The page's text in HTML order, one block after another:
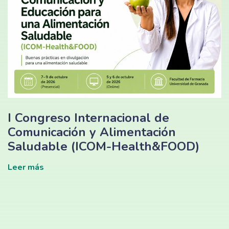
I Congreso Internacional de
Comunicación y Alimentación
Saludable (ICOM-Health&FOOD)
Leer más